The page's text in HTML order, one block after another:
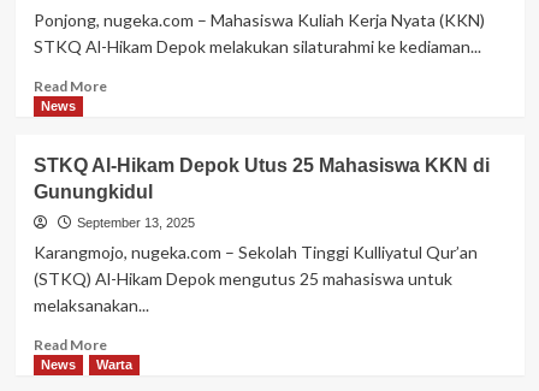
selenggarakan
PTMB
2025
Ponjong, nugeka.com – Mahasiswa Kuliah Kerja Nyata (KKN)
STKQ Al-Hikam Depok melakukan silaturahmi ke kediaman...
Read MoreRead
KKN
STKQ
Al-
Hikam
Silaturahmi
ke
Wakil
Syuriah
PCNU
News
STKQ Al-Hikam Depok Utus 25 Mahasiswa KKN di
Gunungkidul
September 13, 2025
Karangmojo, nugeka.com – Sekolah Tinggi Kulliyatul Qur’an
(STKQ) Al-Hikam Depok mengutus 25 mahasiswa untuk
melaksanakan...
Read MoreRead
more
News Warta